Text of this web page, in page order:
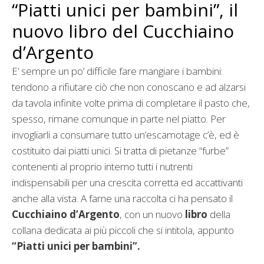
“Piatti unici per bambini”, il
nuovo libro del Cucchiaino
d’Argento
E’ sempre un po’ difficile fare mangiare i bambini:
tendono a rifiutare ciò che non conoscano e ad alzarsi
da tavola infinite volte prima di completare il pasto che,
spesso, rimane comunque in parte nel piatto. Per
invogliarli a consumare tutto un’escamotage c’è, ed è
costituito dai piatti unici. Si tratta di pietanze “furbe”
contenenti al proprio interno tutti i nutrenti
indispensabili per una crescita corretta ed accattivanti
anche alla vista. A farne una raccolta ci ha pensato il
Cucchiaino d’Argento, con un nuovo libro della
collana dedicata ai più piccoli che si intitola, appunto
“Piatti unici per bambini”.